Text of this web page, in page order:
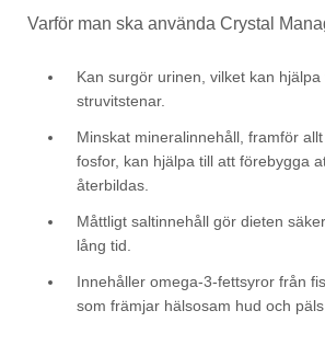
Varför man ska använda Crystal
Kan surgör urinen, vilket kan
struvitstenar.
Minskat mineralinnehåll, framför
fosfor, kan hjälpa till att förebygga
återbildas.
Måttligt saltinnehåll gör dieten
lång tid.
Innehåller omega-3-fettsyror från
som främjar hälsosam hud och